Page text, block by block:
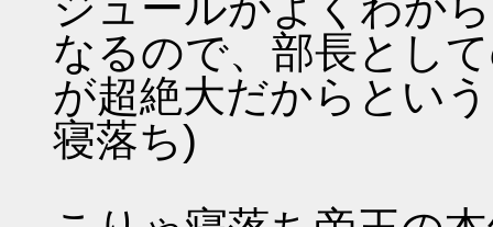
なるので、部長とし
が超絶大だからとい
寝落ち)